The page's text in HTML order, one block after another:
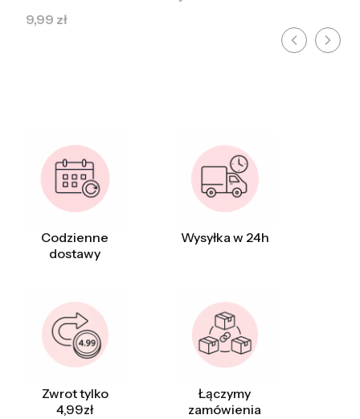
Cena
9,99 zł
Codzienne
dostawy
Wysyłka w 24h
Zwrot tylko
4,99zł
Łączymy
zamówienia